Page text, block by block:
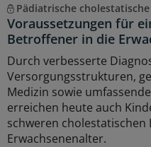
Pädiatrische
Voraussetzungen für
Betroffener in die
Durch verbesserte
Versorgungsstrukturen,
Medizin sowie
erreichen heute auch
schweren
Erwachsenenalter.